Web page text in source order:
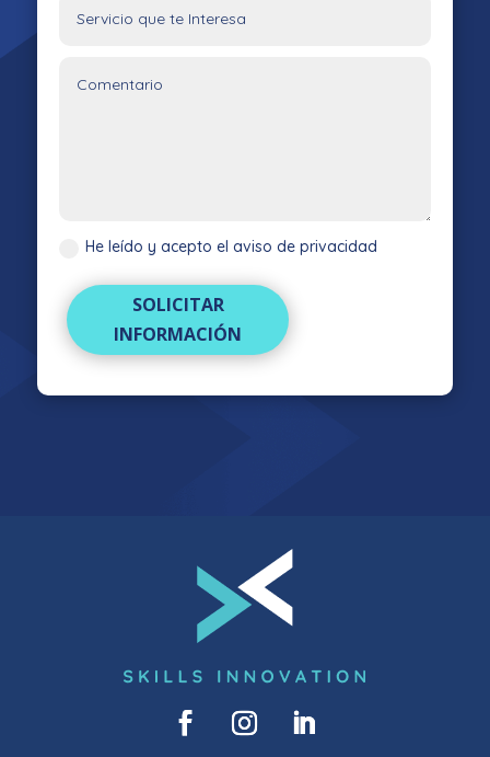
He leído y acepto el aviso de privacidad
SOLICITAR
INFORMACIÓN